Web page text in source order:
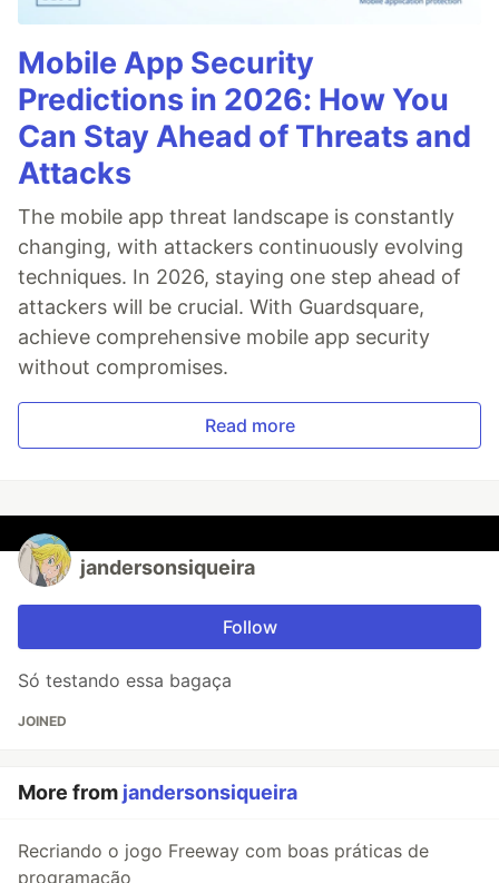
Mobile App Security
Predictions in 2026: How You
Can Stay Ahead of Threats and
Attacks
The mobile app threat landscape is constantly
changing, with attackers continuously evolving
techniques. In 2026, staying one step ahead of
attackers will be crucial. With Guardsquare,
achieve comprehensive mobile app security
without compromises.
Read more
jandersonsiqueira
Follow
Só testando essa bagaça
JOINED
More from jandersonsiqueira
Recriando o jogo Freeway com boas práticas de
programação